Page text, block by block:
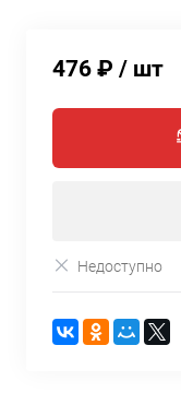
476 ₽ / шт
Недоступно